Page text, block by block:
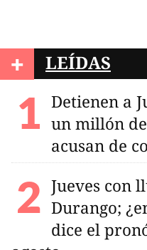
+ LEÍDAS
Detienen a
un millón
acusan de
Jueves con
Durango;
dice el